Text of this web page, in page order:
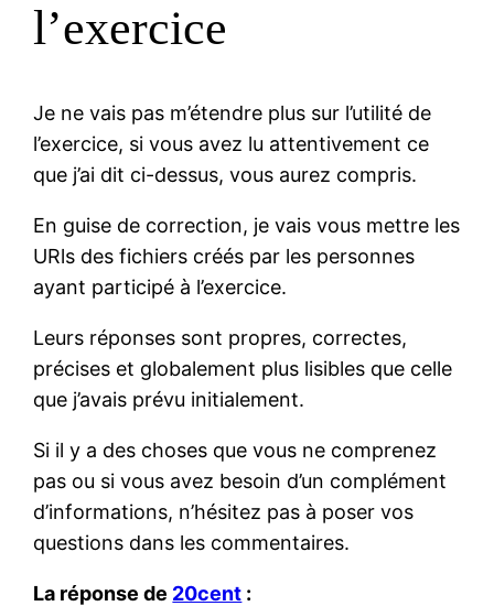
l’exercice
Je ne vais pas m’étendre plus sur l’utilité de
l’exercice, si vous avez lu attentivement ce
que j’ai dit ci-dessus, vous aurez compris.
En guise de correction, je vais vous mettre les
URls des fichiers créés par les personnes
ayant participé à l’exercice.
Leurs réponses sont propres, correctes,
précises et globalement plus lisibles que celle
que j’avais prévu initialement.
Si il y a des choses que vous ne comprenez
pas ou si vous avez besoin d’un complément
d’informations, n’hésitez pas à poser vos
questions dans les commentaires.
La réponse de 20cent :